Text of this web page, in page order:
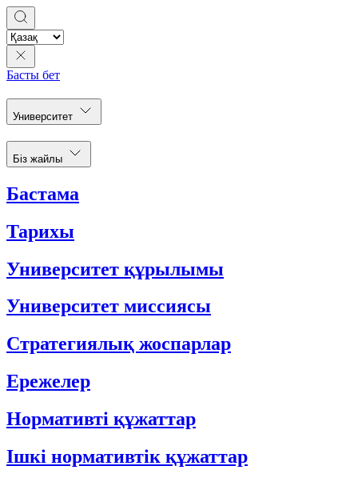
Басты бет
Университет
Біз жайлы
Бастама
Тарихы
Университет құрылымы
Университет миссиясы
Стратегиялық жоспарлар
Ережелер
Нормативті құжаттар
Ішкі нормативтік құжаттар